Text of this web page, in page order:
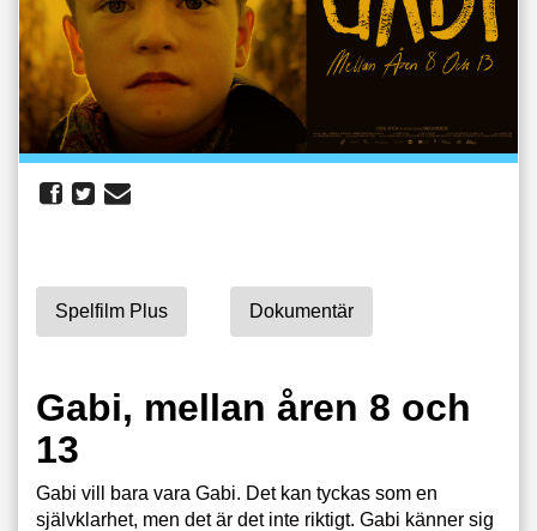
Spelfilm Plus Dokumentär
Gabi, mellan åren 8 och
13
Gabi vill bara vara Gabi. Det kan tyckas som en
självklarhet, men det är det inte riktigt. Gabi känner sig